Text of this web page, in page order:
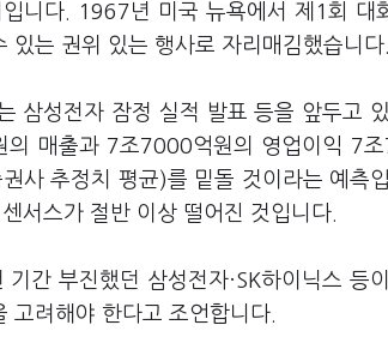
입니다. 1967년 미국 뉴욕에서 제1회 대
있는 권위 있는 행사로 자리매김했습니다.
삼성전자 잠정 실적 발표 등을 앞두고
의 매출과 7조7000억원의 영업이익 7
사 추정치 평균)를 밑돌 것이라는 예측
서스가 절반 이상 떨어진 것입니다.
기간 부진했던 삼성전자·SK하이닉스
고려해야 한다고 조언합니다.